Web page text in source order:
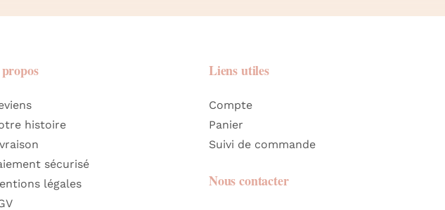
histoire
sécurisé
légales
Liens utiles
Compte
Panier
Suivi de commande
Nous contacter